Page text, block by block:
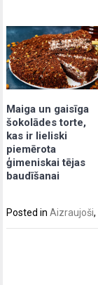
Maiga un gaisīga
šokolādes torte,
kas ir lieliski
piemērota
ģimeniskai tējas
baudīšanai
Posted inAizraujoši,